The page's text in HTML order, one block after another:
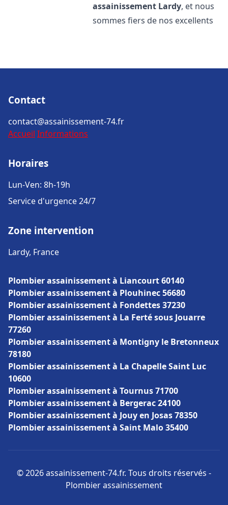
assainissement Lardy, et nous
sommes fiers de nos excellents
Contact
contact@assainissement-74.fr
Accueil Informations
Horaires
Lun-Ven: 8h-19h
Service d'urgence 24/7
Zone intervention
Lardy, France
Plombier assainissement à Liancourt 60140
Plombier assainissement à Plouhinec 56680
Plombier assainissement à Fondettes 37230
Plombier assainissement à La Ferté sous Jouarre
77260
Plombier assainissement à Montigny le Bretonneux
78180
Plombier assainissement à La Chapelle Saint Luc
10600
Plombier assainissement à Tournus 71700
Plombier assainissement à Bergerac 24100
Plombier assainissement à Jouy en Josas 78350
Plombier assainissement à Saint Malo 35400
© 2026 assainissement-74.fr. Tous droits réservés -
Plombier assainissement